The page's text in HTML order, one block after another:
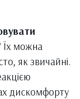
Їх можна
як звичайні.
дискомфорту